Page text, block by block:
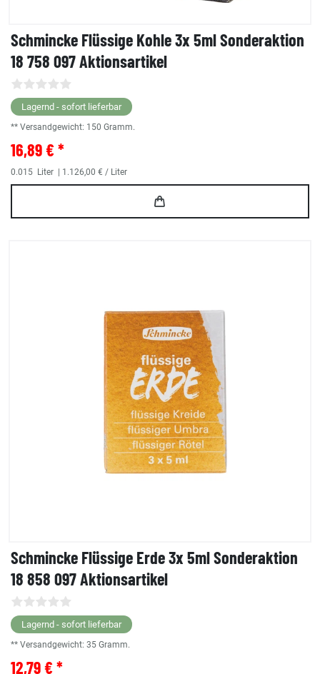
Schmincke Flüssige Kohle 3x 5ml Sonderaktion
18 758 097 Aktionsartikel
Lagernd - sofort lieferbar
** Versandgewicht: 150 Gramm.
16,89 € *
0.015 Liter | 1.126,00 € / Liter
Schmincke Flüssige Erde 3x 5ml Sonderaktion
18 858 097 Aktionsartikel
Lagernd - sofort lieferbar
** Versandgewicht: 35 Gramm.
12,79 € *